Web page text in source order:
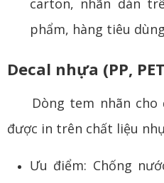
phẩm, hàng tiêu
Decal nhựa (PP,
Dòng tem nhãn cho
được in trên chất liệu
Ưu điểm: Chống